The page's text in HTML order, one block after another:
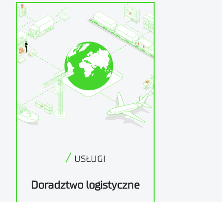
/ USŁUGI
Doradztwo logistyczne